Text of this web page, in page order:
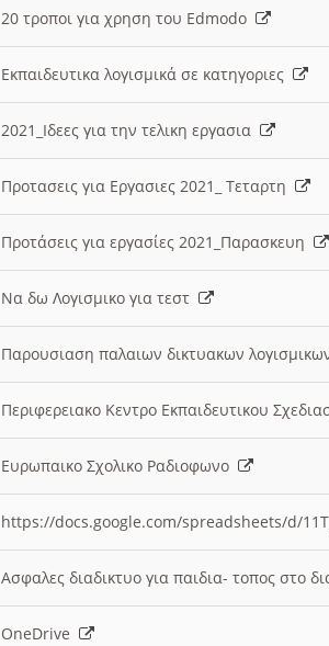
20 τροποι για χρηση του Edmodo
Εκπαιδευτικα λογισμικά σε κατηγοριες
2021_Ιδεες για την τελικη εργασια
Προτασεις για Εργασιες 2021_ Τεταρτη
Προτάσεις για εργασίες 2021_Παρασκευη
Να δω Λογισμικο για τεστ
Παρουσιαση παλαιων δικτυακων
Περιφερειακο Κεντρο Εκπαιδευτικου
Ευρωπαικο Σχολικο Ραδιοφωνο
https://docs.google.com/spreadsheets/d/
Ασφαλες διαδικτυο για παιδια- τοπος στο
OneDrive